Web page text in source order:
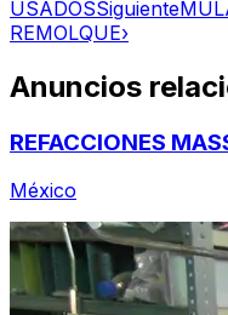
USADOSSiguiente
REMOLQUE›
Anuncios
REFACCIONES
México